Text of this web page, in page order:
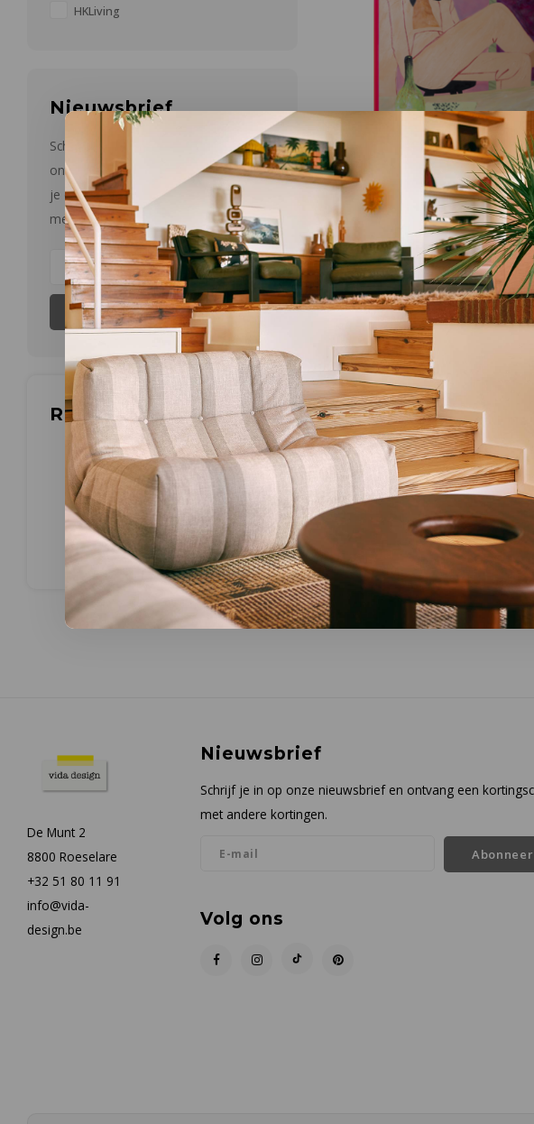
HKLiving
Nieuwsbrief
Schrijf je in op onze nieuwsbrief en
ontvang een kortingscode van 10% op
je eerste aankoop. Niet cumuleerbaar
met andere kortingen.
Abonneer
Reviews
HKLiving
Get your groove on
met kader
W 127 x H 152 x D 4 cm
€695,00
Meest bekeken
De Munt 2
8800 Roeselare
+32 51 80 11 91
info@vida-
design.be
Nieuwsbrief
Schrijf je in op onze nieuwsbrief en ontvang een
met andere kortingen.
Abonneer
Volg ons